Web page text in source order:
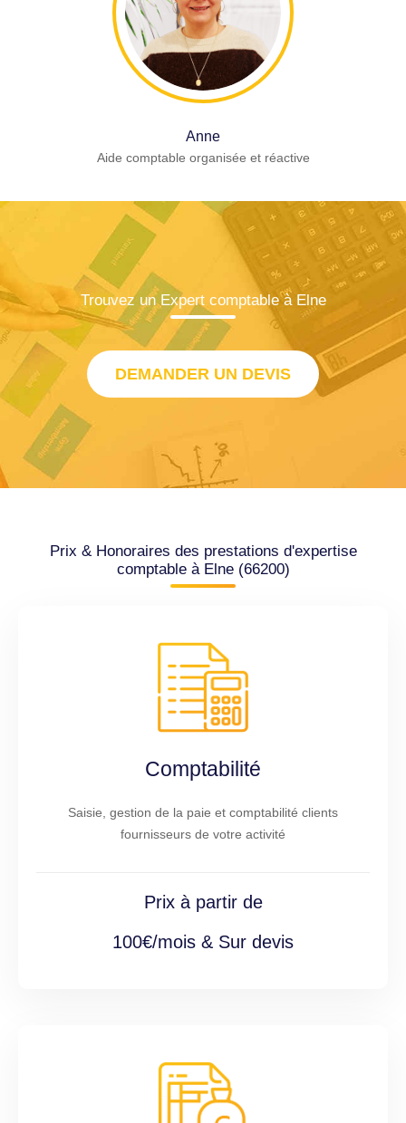
Anne
Aide comptable organisée et réactive
Trouvez un Expert comptable à Elne
DEMANDER UN DEVIS
Prix & Honoraires des prestations d'expertise
comptable à Elne (66200)
Comptabilité
Saisie, gestion de la paie et comptabilité clients
fournisseurs de votre activité
Prix à partir de
100€/mois & Sur devis